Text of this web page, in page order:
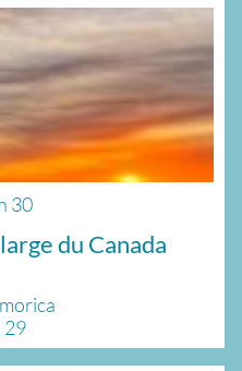
30
du Canada
29